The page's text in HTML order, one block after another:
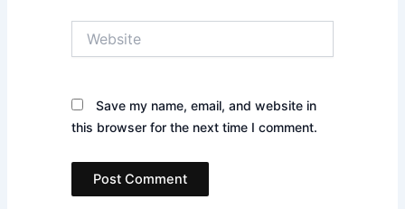
Save my name, email, and website in
this browser for the next time I comment.